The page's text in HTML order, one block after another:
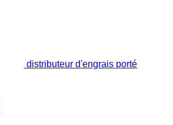
distributeur d'engrais porté